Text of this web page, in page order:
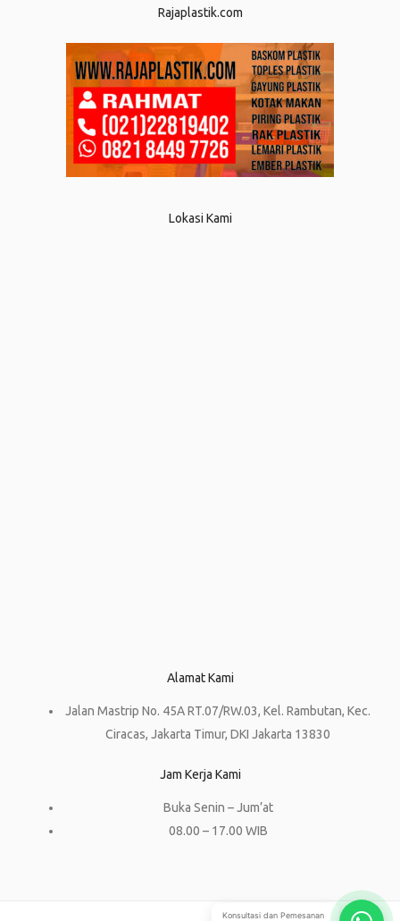
Rajaplastik.com
Lokasi Kami
Alamat Kami
Jalan Mastrip No. 45A RT.07/RW.03, Kel. Rambutan, Kec.
Ciracas, Jakarta Timur, DKI Jakarta 13830
Jam Kerja Kami
Buka Senin – Jum’at
08.00 – 17.00 WIB
Konsultasi dan Pemesanan